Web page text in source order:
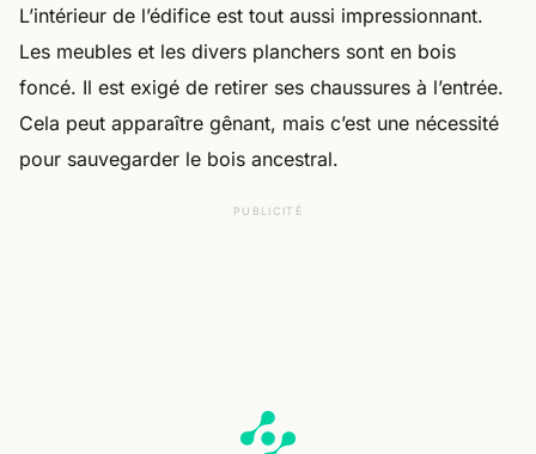
L’intérieur de l’édifice est tout aussi impressionnant.
Les meubles et les divers planchers sont en bois
foncé. Il est exigé de retirer ses chaussures à l’entrée.
Cela peut apparaître gênant, mais c’est une nécessité
pour sauvegarder le bois ancestral.
PUBLICITÉ